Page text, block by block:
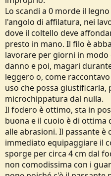
Lo scandi a 0 morde il
l'angolo di affilatura, nei
dove il coltello deve
presto in mano. Il filo è
lavorare per giorni in
danno e poi, magari
leggero o, come raccontavo
uso che possa giustificarla,
microchippatura dal nulla.
Il fodero è ottimo, sta in
buona e il cuoio è di
alle abrasioni. Il passante è
immediato equipaggiare il
sporge per circa 4 cm dal
non comodissima con i